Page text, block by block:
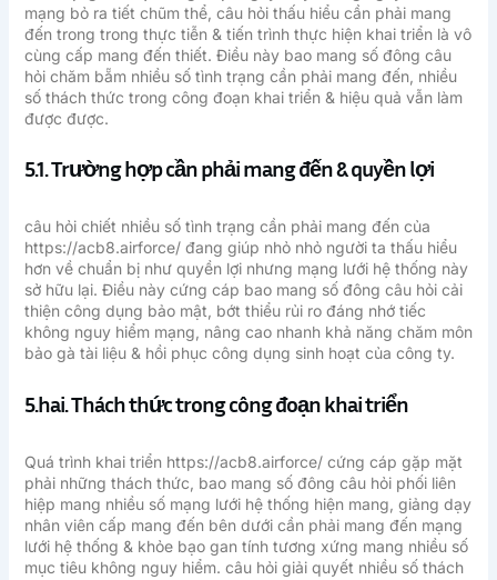
mạng bỏ ra tiết chũm thể, câu hỏi thấu hiểu cần phải mang
đến trong trong thực tiễn & tiến trình thực hiện khai triển là vô
cùng cấp mang đến thiết. Điều này bao mang số đông câu
hỏi chăm bẵm nhiều số tình trạng cần phải mang đến, nhiều
số thách thức trong công đoạn khai triển & hiệu quả vẫn làm
được được.
5.1. Trường hợp cần phải mang đến & quyền lợi
câu hỏi chiết nhiều số tình trạng cần phải mang đến của
https://acb8.airforce/ đang giúp nhỏ nhỏ người ta thấu hiểu
hơn về chuẩn bị như quyền lợi nhưng mạng lưới hệ thống này
sở hữu lại. Điều này cứng cáp bao mang số đông câu hỏi cải
thiện công dụng bảo mật, bớt thiểu rủi ro đáng nhớ tiếc
không nguy hiểm mạng, nâng cao nhanh khả năng chăm môn
bảo gà tài liệu & hồi phục công dụng sinh hoạt của công ty.
5.hai. Thách thức trong công đoạn khai triển
Quá trình khai triển https://acb8.airforce/ cứng cáp gặp mặt
phải những thách thức, bao mang số đông câu hỏi phối liên
hiệp mang nhiều số mạng lưới hệ thống hiện mang, giảng dạy
nhân viên cấp mang đến bên dưới cần phải mang đến mạng
lưới hệ thống & khỏe bạo gan tính tương xứng mang nhiều số
mục tiêu không nguy hiểm. câu hỏi giải quyết nhiều số thách